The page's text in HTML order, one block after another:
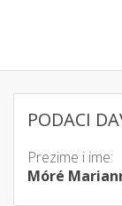
PODACI
Prezime i ime:
Móré